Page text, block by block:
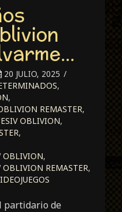
20 JULIO, 2025
,
,
REMASTER,
OBLIVION,
,
OBLIVION,
OBLIVION REMASTER,
partidario de